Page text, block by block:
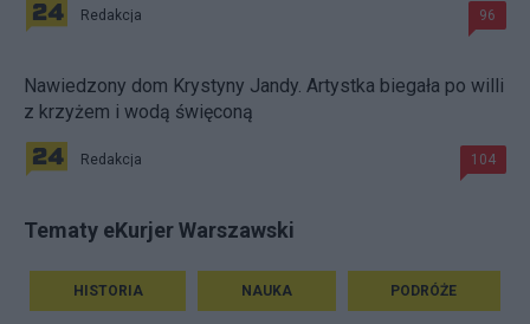
Redakcja 96
Nawiedzony dom Krystyny Jandy. Artystka biegała po willi
z krzyżem i wodą święconą
Redakcja 104
Tematy eKurjer Warszawski
HISTORIA NAUKA PODRÓŻE